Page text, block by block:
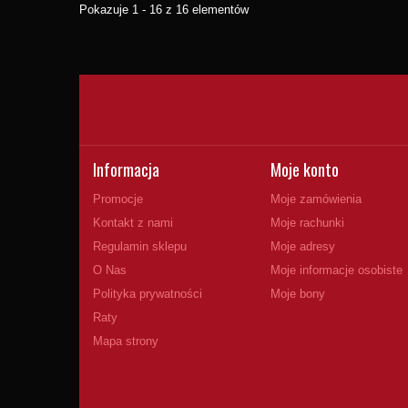
Pokazuje 1 - 16 z 16 elementów
Informacja
Promocje
Kontakt z nami
Regulamin sklepu
O Nas
Polityka prywatności
Raty
Mapa strony
Moje konto
Moje zamówienia
Moje rachunki
Moje adresy
Moje informacje osobiste
Moje bony